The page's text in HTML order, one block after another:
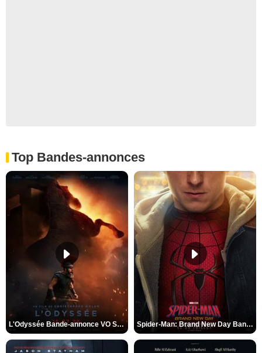
Top Bandes-annonces
L'Odyssée Bande-annonce VO STFR Spider-Man: Brand New Day Bande-annonce VO STFR